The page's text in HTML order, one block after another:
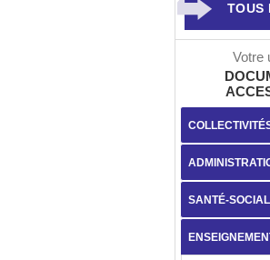
TOUS
Votre
SANTÉ-SOCIAL